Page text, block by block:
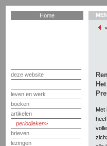
Home
deze website
leven en werk
boeken
artikelen
periodieken
brieven
lezingen
Met